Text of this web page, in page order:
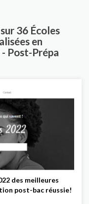
36 Écoles
en
Post-Prépa
des meilleures
post-bac réussie!